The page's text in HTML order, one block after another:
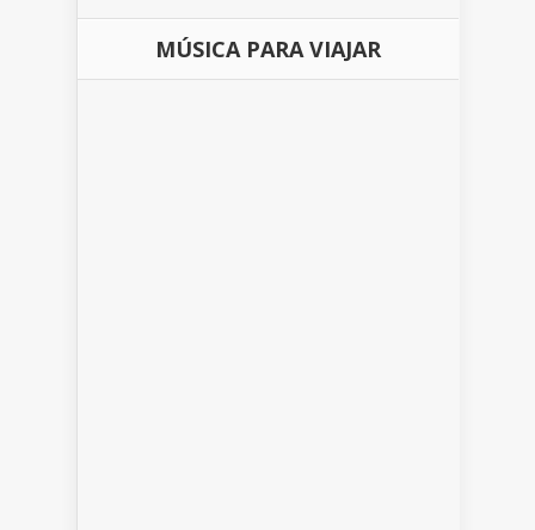
MÚSICA PARA VIAJAR